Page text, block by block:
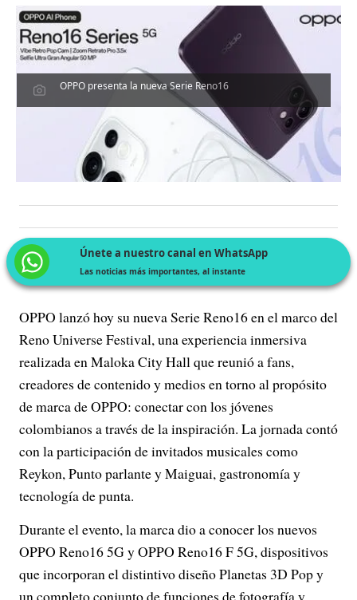
OPPO presenta la nueva Serie Reno16
Únete a nuestro canal en WhatsApp
Las noticias más importantes, al instante
OPPO lanzó hoy su nueva Serie Reno16 en el marco del
Reno Universe Festival, una experiencia inmersiva
realizada en Maloka City Hall que reunió a fans,
creadores de contenido y medios en torno al propósito
de marca de OPPO: conectar con los jóvenes
colombianos a través de la inspiración. La jornada contó
con la participación de invitados musicales como
Reykon, Punto parlante y Maiguai, gastronomía y
tecnología de punta.
Durante el evento, la marca dio a conocer los nuevos
OPPO Reno16 5G y OPPO Reno16 F 5G, dispositivos
que incorporan el distintivo diseño Planetas 3D Pop y
un completo conjunto de funciones de fotografía y